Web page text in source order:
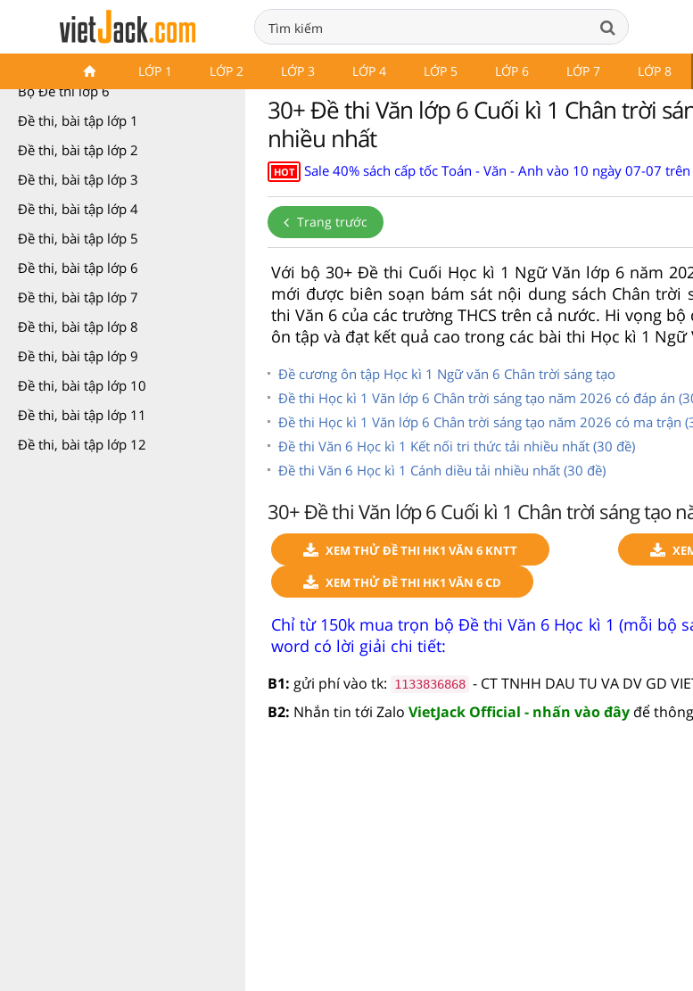
LỚP 1 LỚP 2 LỚP 3 LỚP 4 LỚP 5 LỚP 6 LỚP 7 LỚP 8
Bộ Đề thi lớp 6
Bộ Đề thi lớp 6
Đề thi, bài tập lớp 1
Đề thi, bài tập lớp 2
Đề thi, bài tập lớp 3
Đề thi, bài tập lớp 4
Đề thi, bài tập lớp 5
Đề thi, bài tập lớp 6
Đề thi, bài tập lớp 7
Đề thi, bài tập lớp 8
Đề thi, bài tập lớp 9
Đề thi, bài tập lớp 10
Đề thi, bài tập lớp 11
Đề thi, bài tập lớp 12
30+ Đề thi Văn lớp 6 Cuối kì 1 Chân trời
nhiều nhất
HOT Sale 40% sách cấp tốc Toán - Văn - Anh vào 10 ngày 07-07
Trang trước
Với bộ 30+ Đề thi Cuối Học kì 1 Ngữ Văn lớp 6 năm
mới được biên soạn bám sát nội dung sách Chân trời
thi Văn 6 của các trường THCS trên cả nước. Hi vọng
ôn tập và đạt kết quả cao trong các bài thi Học kì 1 Ngữ
Đề cương ôn tập Học kì 1 Ngữ văn 6 Chân trời sáng tạo
Đề thi Học kì 1 Văn lớp 6 Chân trời sáng tạo năm 2026 có đáp án
Đề thi Học kì 1 Văn lớp 6 Chân trời sáng tạo năm 2026 có ma trận
Đề thi Văn 6 Học kì 1 Kết nối tri thức tải nhiều nhất (30 đề)
Đề thi Văn 6 Học kì 1 Cánh diều tải nhiều nhất (30 đề)
30+ Đề thi Văn lớp 6 Cuối kì 1 Chân trời sáng tạo
XEM THỬ ĐỀ THI HK1 VĂN 6 KNTT
XEM THỬ ĐỀ THI HK1 VĂN 6 CD
Chỉ từ 150k mua trọn bộ Đề thi Văn 6 Học kì 1 (mỗi bộ
word có lời giải chi tiết:
B1: gửi phí vào tk: 1133836868 - CT TNHH DAU TU VA DV GD
B2: Nhắn tin tới Zalo VietJack Official - nhấn vào đây để